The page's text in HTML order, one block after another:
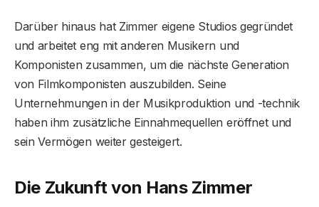
Darüber hinaus hat Zimmer eigene Studios gegründet
und arbeitet eng mit anderen Musikern und
Komponisten zusammen, um die nächste Generation
von Filmkomponisten auszubilden. Seine
Unternehmungen in der Musikproduktion und -technik
haben ihm zusätzliche Einnahmequellen eröffnet und
sein Vermögen weiter gesteigert.
Die Zukunft von Hans Zimmer